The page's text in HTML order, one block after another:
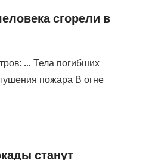
сгорели в
… Тела погибших
пожара В огне
станут